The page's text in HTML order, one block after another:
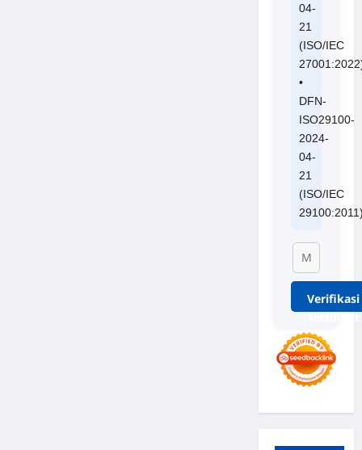
04-
21
(ISO/IEC
•
DFN-
ISO29100-
2024-
04-
21
(ISO/IEC
Verifikasi
Sertifikat